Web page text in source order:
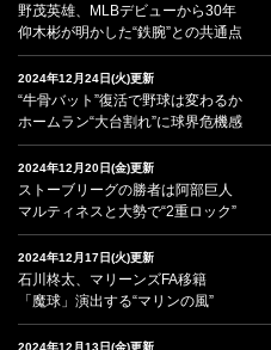
野茂英雄、MLBデビューから30年
仰木彬が明かした“鉄腕”との共通点
2024年12月24日(火)更新
“牛骨バット”復活で野球は変わるか
ホームラン“大台割れ”に球界危機感
2024年12月20日(金)更新
ストーブリーグの勝者は阿部巨人
マルティネスと大勢で“2重ロック”
2024年12月17日(火)更新
石川柊太、マリーンズFA移籍
「魔球」演出する“マリンの風”
2024年12月13日(金)更新